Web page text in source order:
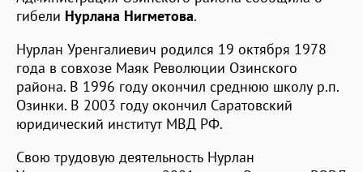
гибели Нурлана Нигметова.
Нурлан Уренгалиевич родился 19 октября 1978
года в совхозе Маяк Революции Озинского
района. В 1996 году окончил среднюю школу р.п.
Озинки. В 2003 году окончил Саратовский
юридический институт МВД РФ.
Свою трудовую деятельность Нурлан